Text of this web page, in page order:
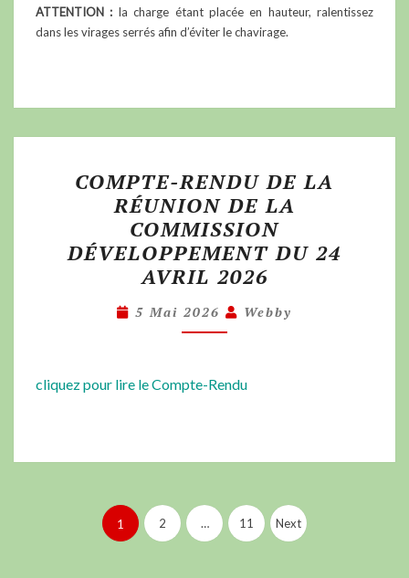
ATTENTION : la charge étant placée en hauteur, ralentissez
dans les virages serrés afin d’éviter le chavirage.
COMPTE-RENDU DE LA
RÉUNION DE LA
COMMISSION
DÉVELOPPEMENT DU 24
AVRIL 2026
5 Mai 2026 Webby
cliquez pour lire le Compte-Rendu
1 2 … 11 Next